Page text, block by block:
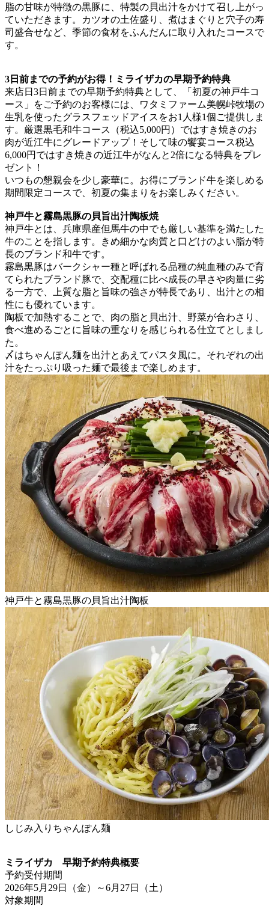
脂の甘味が特徴の黒豚に、特製の貝出汁をかけて召し上がっ
ていただきます。カツオの土佐盛り、煮はまぐりと穴子の寿
司盛合せなど、季節の食材をふんだんに取り入れたコースで
す。
3日前までの予約がお得！ミライザカの早期予約特典
来店日3日前までの早期予約特典として、「初夏の神戸牛コ
ース」をご予約のお客様には、ワタミファーム美幌峠牧場の
生乳を使ったグラスフェッドアイスをお1人様1個ご提供しま
す。厳選黒毛和牛コース（税込5,000円）ではすき焼きのお
肉が近江牛にグレードアップ！そして味の饗宴コース税込
6,000円ではすき焼きの近江牛がなんと2倍になる特典をプレ
ゼント！
いつもの懇親会を少し豪華に。お得にブランド牛を楽しめる
期間限定コースで、初夏の集まりをお楽しみください。
神戸牛と霧島黒豚の貝旨出汁陶板焼
神戸牛とは、兵庫県産但馬牛の中でも厳しい基準を満たした
牛のことを指します。きめ細かな肉質と口どけのよい脂が特
長のブランド和牛です。
霧島黒豚はバークシャー種と呼ばれる品種の純血種のみで育
てられたブランド豚で、交配種に比べ成長の早さや肉量に劣
る一方で、上質な脂と旨味の強さが特長であり、出汁との相
性にも優れています。
陶板で加熱することで、肉の脂と貝出汁、野菜が合わさり、
食べ進めるごとに旨味の重なりを感じられる仕立てとしまし
た。
〆はちゃんぽん麺を出汁とあえてパスタ風に。それぞれの出
汁をたっぷり吸った麺で最後まで楽しめます。
神戸牛と霧島黒豚の貝旨出汁陶板
しじみ入りちゃんぽん麺
ミライザカ 早期予約特典概要
予約受付期間
2026年5月29日（金）～6月27日（土）
対象期間